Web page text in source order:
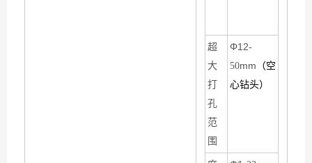
超
大
打
孔
范
围
Φ12-
50mm （空
心钻头）